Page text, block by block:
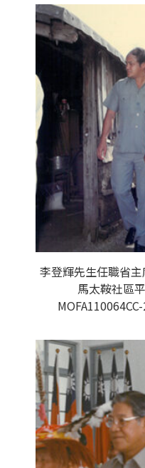
李登輝先生任職省
馬太鞍社區